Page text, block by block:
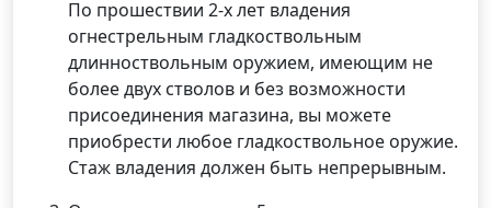
По прошествии 2-х лет владения
огнестрельным гладкоствольным
длинноствольным оружием, имеющим не
более двух стволов и без возможности
присоединения магазина, вы можете
приобрести любое гладкоствольное оружие.
Стаж владения должен быть непрерывным.